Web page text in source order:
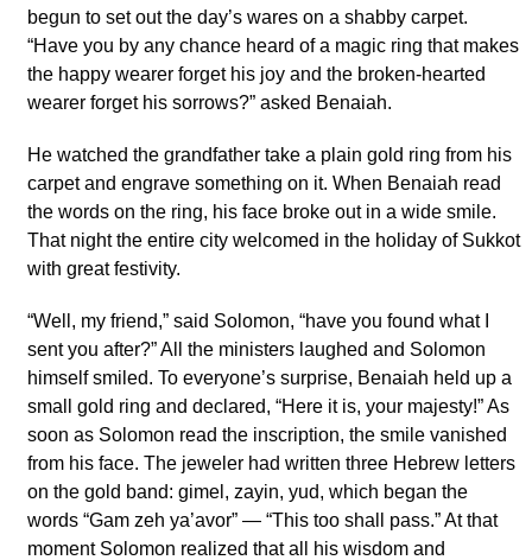
begun to set out the day’s wares on a shabby carpet.
“Have you by any chance heard of a magic ring that makes
the happy wearer forget his joy and the broken-hearted
wearer forget his sorrows?” asked Benaiah.
He watched the grandfather take a plain gold ring from his
carpet and engrave something on it. When Benaiah read
the words on the ring, his face broke out in a wide smile.
That night the entire city welcomed in the holiday of Sukkot
with great festivity.
“Well, my friend,” said Solomon, “have you found what I
sent you after?” All the ministers laughed and Solomon
himself smiled. To everyone’s surprise, Benaiah held up a
small gold ring and declared, “Here it is, your majesty!” As
soon as Solomon read the inscription, the smile vanished
from his face. The jeweler had written three Hebrew letters
on the gold band: gimel, zayin, yud, which began the
words “Gam zeh ya’avor” — “This too shall pass.” At that
moment Solomon realized that all his wisdom and